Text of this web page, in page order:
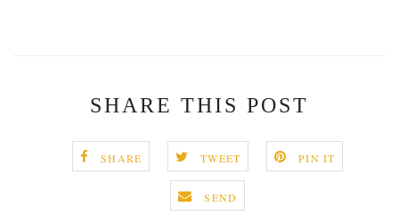
SHARE THIS POST
SHARE TWEET PIN IT
SEND